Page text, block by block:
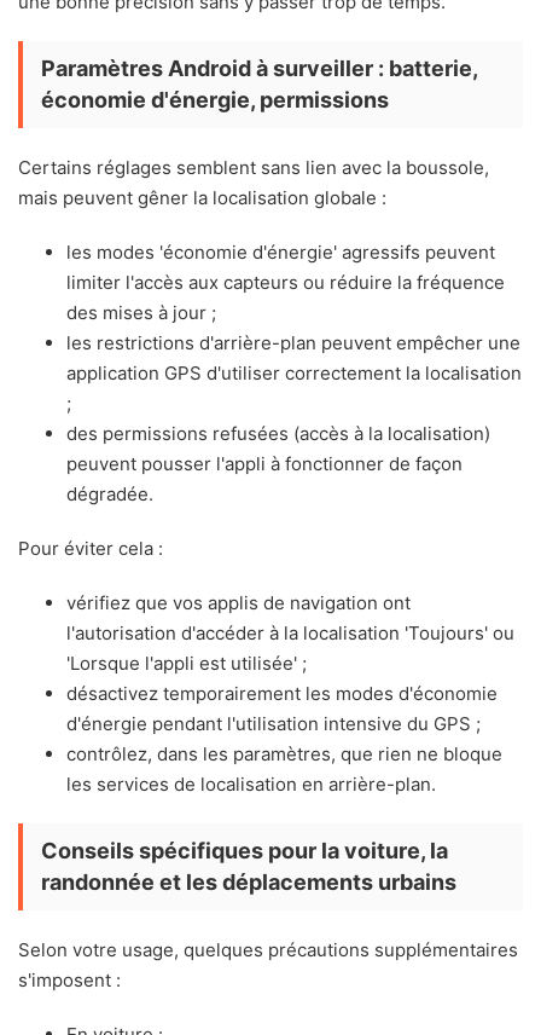
Paramètres Android à surveiller : batterie,
économie d'énergie, permissions
Certains réglages semblent sans lien avec la boussole,
mais peuvent gêner la localisation globale :
les modes 'économie d'énergie' agressifs peuvent
limiter l'accès aux capteurs ou réduire la fréquence
des mises à jour ;
les restrictions d'arrière-plan peuvent empêcher une
application GPS d'utiliser correctement la localisation
;
des permissions refusées (accès à la localisation)
peuvent pousser l'appli à fonctionner de façon
dégradée.
Pour éviter cela :
vérifiez que vos applis de navigation ont
l'autorisation d'accéder à la localisation 'Toujours' ou
'Lorsque l'appli est utilisée' ;
désactivez temporairement les modes d'économie
d'énergie pendant l'utilisation intensive du GPS ;
contrôlez, dans les paramètres, que rien ne bloque
les services de localisation en arrière-plan.
Conseils spécifiques pour la voiture, la
randonnée et les déplacements urbains
Selon votre usage, quelques précautions supplémentaires
s'imposent :